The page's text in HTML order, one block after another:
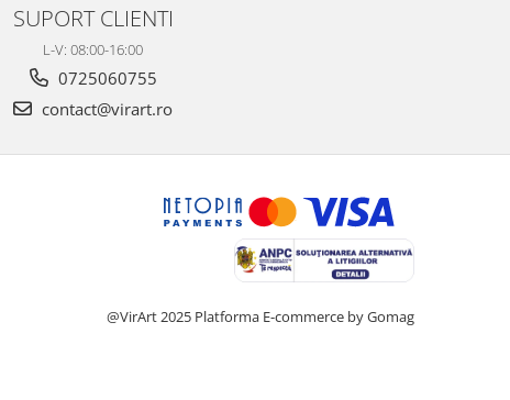
SUPORT CLIENTI
L-V: 08:00-16:00
0725060755
contact@virart.ro
@VirArt 2025 Platforma E-commerce by Gomag